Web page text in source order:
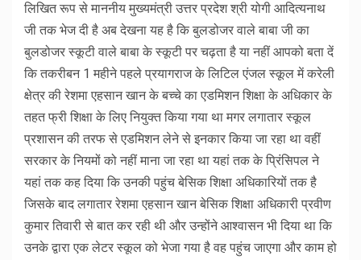
लिखित रूप से माननीय मुख्यमंत्री उत्तर प्रदेश श्री योगी आदित्यनाथ
जी तक भेज दी है अब देखना यह है कि बुलडोजर वाले बाबा जी का
बुलडोजर स्कूटी वाले बाबा के स्कूटी पर चढ़ता है या नहीं आपको बता दें
कि तकरीबन 1 महीने पहले प्रयागराज के लिटिल एंजल स्कूल में करेली
क्षेत्र की रेशमा एहसान खान के बच्चे का एडमिशन शिक्षा के अधिकार के
तहत फ्री शिक्षा के लिए नियुक्त किया गया था मगर लगातार स्कूल
प्रशासन की तरफ से एडमिशन लेने से इनकार किया जा रहा था वहीं
सरकार के नियमों को नहीं माना जा रहा था यहां तक के प्रिंसिपल ने
यहां तक कह दिया कि उनकी पहुंच बेसिक शिक्षा अधिकारियों तक है
जिसके बाद लगातार रेशमा एहसान खान बेसिक शिक्षा अधिकारी प्रवीण
कुमार तिवारी से बात कर रही थी और उन्होंने आश्वासन भी दिया था कि
उनके द्वारा एक लेटर स्कूल को भेजा गया है वह पहुंच जाएगा और काम हो